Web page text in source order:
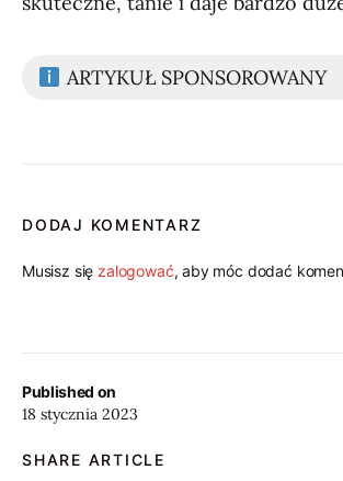
Published on
18 stycznia 2023
SHARE ARTICLE
ARTYKUŁ SPONSOROWANY
DODAJ KOMENTARZ
Musisz się zalogować, aby móc dodać